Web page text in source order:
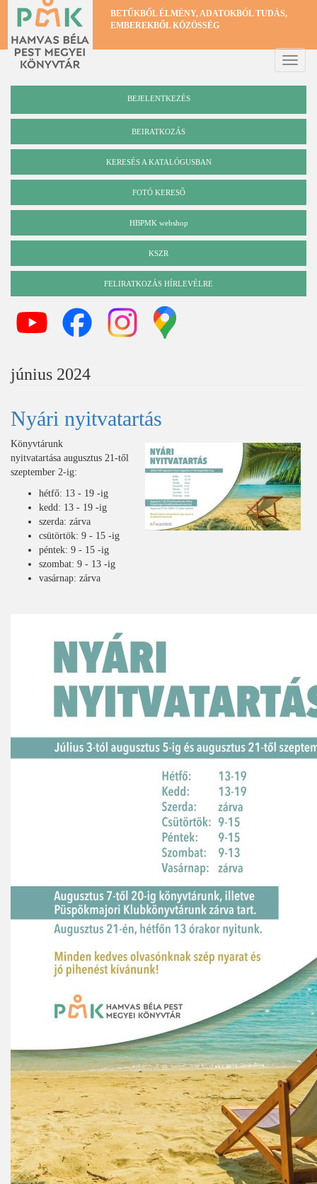
Ugrás
tartalomra
BETŰKBŐL ÉLMÉNY, ADATOKBÓL TUDÁS,
EMBEREKBŐL KÖZÖSSÉG
Toggle
BEJELENTKEZÉS
BEIRATKOZÁS
Katalógus
KERESÉS A KATALÓGUSBAN
FOTÓ KERESŐ
HBPMK webshop
KSZR
FELIRATKOZÁS HÍRLEVÉLRE
június 2024
Nyári nyitvatartás
Könyvtárunk
nyitvatartása augusztus 21-től
szeptember 2-ig:
hétfő: 13 - 19 -ig
kedd: 13 - 19 -ig
szerda: zárva
csütörtök: 9 - 15 -ig
péntek: 9 - 15 -ig
szombat: 9 - 13 -ig
vasárnap: zárva